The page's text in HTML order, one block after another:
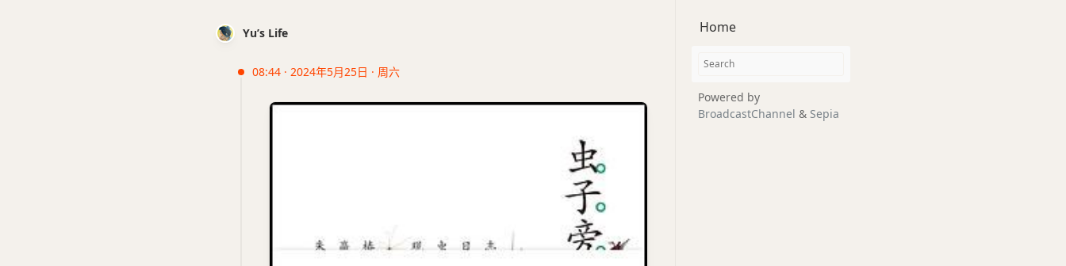
Yu’s Life
08:44 · 2024年5月25日 · 周六
Home
Powered by
BroadcastChannel & Sepia